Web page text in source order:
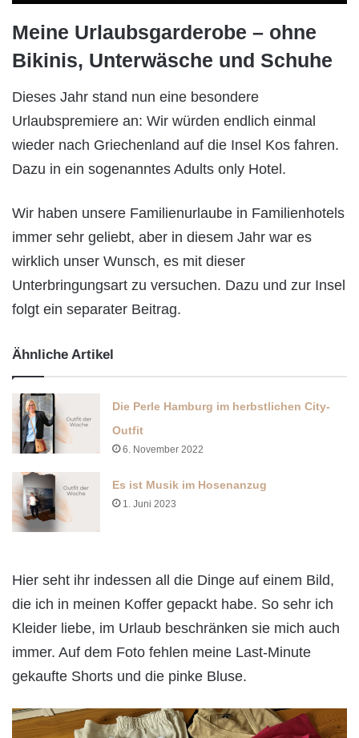
Meine Urlaubsgarderobe – ohne
Bikinis, Unterwäsche und Schuhe
Dieses Jahr stand nun eine besondere
Urlaubspremiere an: Wir würden endlich einmal
wieder nach Griechenland auf die Insel Kos fahren.
Dazu in ein sogenanntes Adults only Hotel.
Wir haben unsere Familienurlaube in Familienhotels
immer sehr geliebt, aber in diesem Jahr war es
wirklich unser Wunsch, es mit dieser
Unterbringungsart zu versuchen. Dazu und zur Insel
folgt ein separater Beitrag.
Ähnliche Artikel
Die Perle Hamburg im herbstlichen City-
Outfit
6. November 2022
Es ist Musik im Hosenanzug
1. Juni 2023
Hier seht ihr indessen all die Dinge auf einem Bild,
die ich in meinen Koffer gepackt habe. So sehr ich
Kleider liebe, im Urlaub beschränken sie mich auch
immer. Auf dem Foto fehlen meine Last-Minute
gekaufte Shorts und die pinke Bluse.